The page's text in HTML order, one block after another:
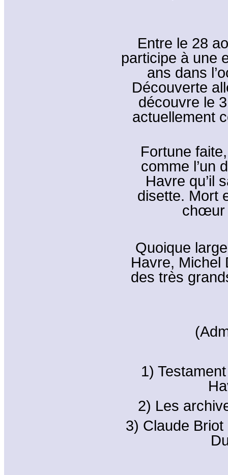
Entre le 28
participe à une
ans dans
Découverte
découvre le
actuellement
Fortune
comme l’un
Havre qu’il
disette. Mort
chœur
Quoique
Havre, Michel
des très
1)
2) Les
3) Claude